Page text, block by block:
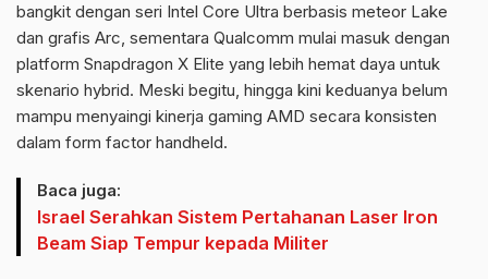
bangkit dengan seri Intel Core Ultra berbasis meteor Lake
dan grafis Arc, sementara Qualcomm mulai masuk dengan
platform Snapdragon X Elite yang lebih hemat daya untuk
skenario hybrid. Meski begitu, hingga kini keduanya belum
mampu menyaingi kinerja gaming AMD secara konsisten
dalam form factor handheld.
Baca juga:
Israel Serahkan Sistem Pertahanan Laser Iron
Beam Siap Tempur kepada Militer